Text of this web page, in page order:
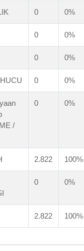
0 0%
0 0%
0 0%
0 0%
/
0 0%
2.822 100%
0 0%
2.822 100%